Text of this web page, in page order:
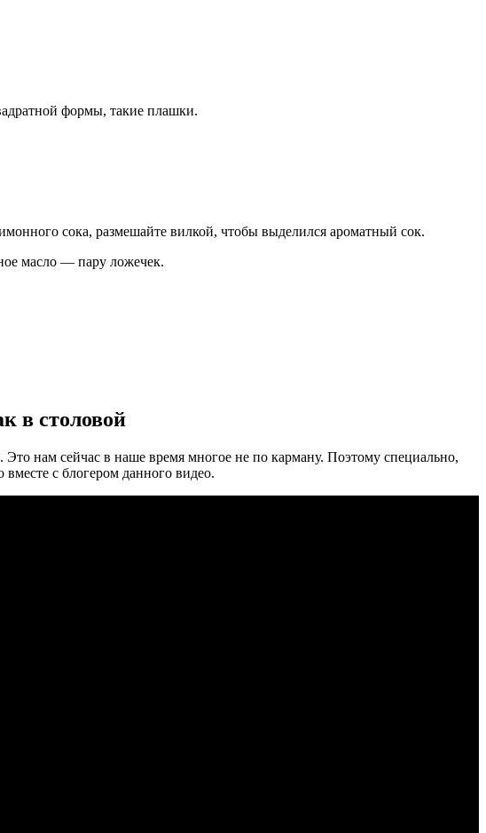
формы, такие плашки.
сока, размешайте вилкой, чтобы выделился ароматный сок.
масло — пару ложечек.
в столовой
нам сейчас в наше время многое не по карману. Поэтому специально,
с блогером данного видео.